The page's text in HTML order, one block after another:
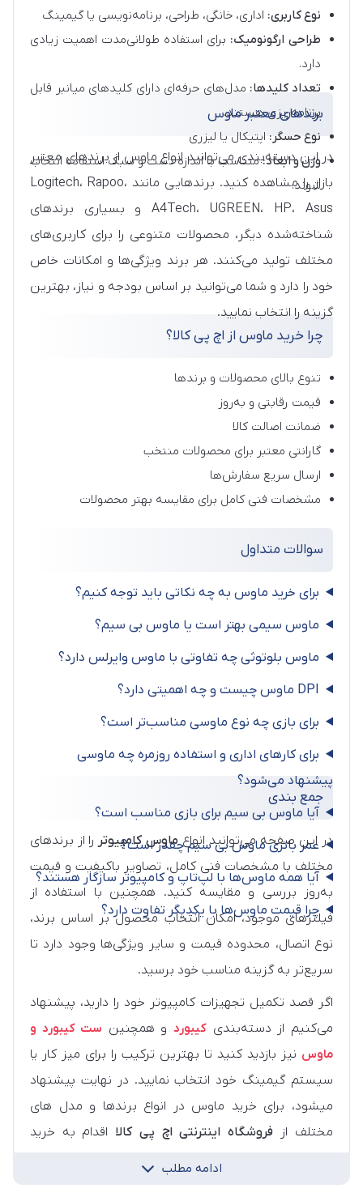
نوع کاربری: اداری، خانگی، طراحی، برنامه‌نویسی یا گیمینگ
طراحی ارگونومیک: برای استفاده طولانی‌مدت اهمیت زیادی
دارد.
تعداد کلیدها: مدل‌های حرفه‌ای دارای کلیدهای میانبر قابل
برنامه‌ریزی هستند.
نوع حسگر: اپتیکال یا لیزری
وزن و ابعاد:متناسب با اندازه دست و سبک استفاده انتخاب
شوند.
برندهای معتبر ماوس
در این دسته‌بندی می‌توانید انواع ماوس از برندهای معتبر
بازار را مشاهده کنید. برندهایی مانند Logitech، Rapoo،
A4Tech، UGREEN، HP، Asus و بسیاری برندهای
شناخته‌شده دیگر، محصولات متنوعی را برای کاربری‌های
مختلف تولید می‌کنند. هر برند ویژگی‌ها و امکانات خاص
خود را دارد و شما می‌توانید بر اساس بودجه و نیاز، بهترین
گزینه را انتخاب نمایید.
چرا خرید ماوس از اچ پی کالا؟
تنوع بالای محصولات و برندها
قیمت رقابتی و به‌روز
ضمانت اصالت کالا
گارانتی معتبر برای محصولات منتخب
ارسال سریع سفارش‌ها
مشخصات فنی کامل برای مقایسه بهتر محصولات
سوالات متداول
برای خرید ماوس به چه نکاتی باید توجه کنیم؟
ماوس سیمی بهتر است یا ماوس بی سیم؟
ماوس بلوتوثی چه تفاوتی با ماوس وایرلس دارد؟
DPI ماوس چیست و چه اهمیتی دارد؟
برای بازی چه نوع ماوسی مناسب‌تر است؟
برای کارهای اداری و استفاده روزمره چه ماوسی
پیشنهاد می‌شود؟
آیا ماوس بی سیم برای بازی مناسب است؟
عمر باتری ماوس بی سیم چقدر است؟
آیا همه ماوس‌ها با لپ‌تاپ و کامپیوتر سازگار هستند؟
چرا قیمت ماوس‌ها با یکدیگر تفاوت دارد؟
جمع بندی
در این صفحه می‌توانید انواعماوس کامپیوتر را از برندهای
مختلف با مشخصات فنی کامل، تصاویر باکیفیت و قیمت
به‌روز بررسی و مقایسه کنید. همچنین با استفاده از
فیلترهای موجود، امکان انتخاب محصول بر اساس برند،
نوع اتصال، محدوده قیمت و سایر ویژگی‌ها وجود دارد تا
سریع‌تر به گزینه مناسب خود برسید.
اگر قصد تکمیل تجهیزات کامپیوتر خود را دارید، پیشنهاد
می‌کنیم از دسته‌بندی کیبورد و همچنین ست کیبورد و
ماوس نیز بازدید کنید تا بهترین ترکیب را برای میز کار یا
سیستم گیمینگ خود انتخاب نمایید. در نهایت پیشنهاد
میشود، برای خرید ماوس در انواع برندها و مدل های
مختلف از فروشگاه اینترنتی اچ پی کالا اقدام به خرید
ادامه مطلب